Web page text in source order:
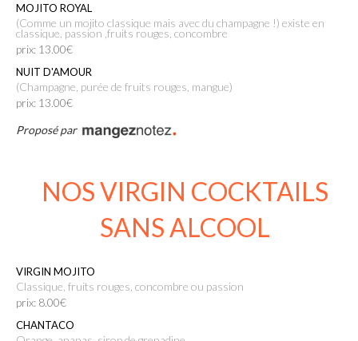
MOJITO ROYAL
(Comme un mojito classique mais avec du champagne !) existe en
classique, passion ,fruits rouges, concombre
prix: 13.00€
NUIT D'AMOUR
(Champagne, purée de fruits rouges, mangue)
prix: 13.00€
Proposé par
NOS VIRGIN COCKTAILS
SANS ALCOOL
VIRGIN MOJITO
classique, fruits rouges, concombre ou passion
prix: 8.00€
CHANTACO